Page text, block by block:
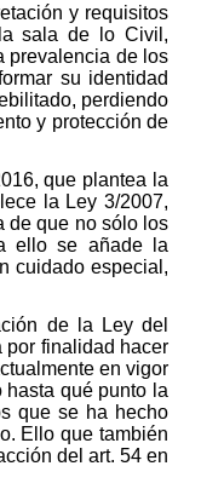
y requisitos
sala de lo Civil,
prevalencia de los
su identidad
perdiendo
y protección de
que plantea la
la Ley 3/2007,
de que no sólo los
ello se añade la
cuidado especial,
de la Ley del
por finalidad hacer
en vigor
qué punto la
que se ha hecho
Ello que también
del art. 54 en